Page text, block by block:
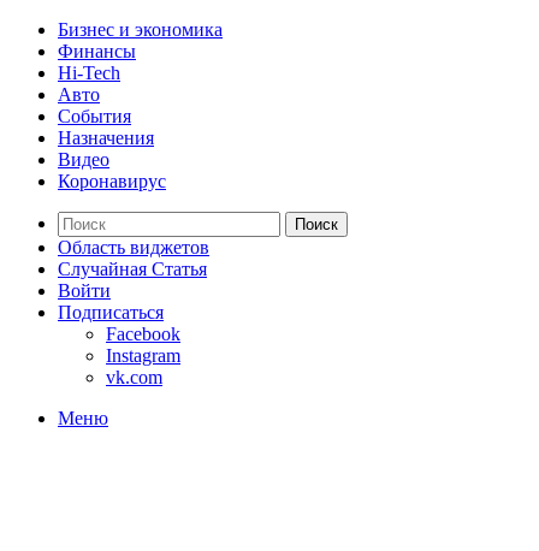
Бизнес и экономика
Финансы
Hi-Tech
Авто
События
Назначения
Видео
Коронавирус
Поиск
Область виджетов
Случайная Статья
Войти
Подписаться
Facebook
Instagram
vk.com
Меню